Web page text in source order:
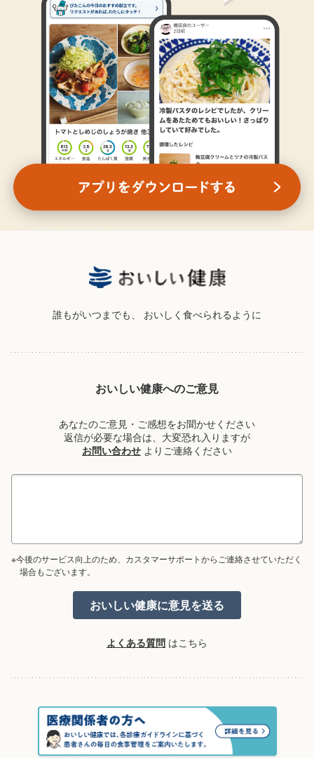
誰もがいつまでも、 おいしく食べられるように
おいしい健康へのご意見
あなたのご意見・ご感想をお聞かせください
返信が必要な場合は、大変恐れ入りますが
お問い合わせ よりご連絡ください
※今後のサービス向上のため、カスタマーサポートからご連絡させていただく
場合もございます。
よくある質問 はこちら